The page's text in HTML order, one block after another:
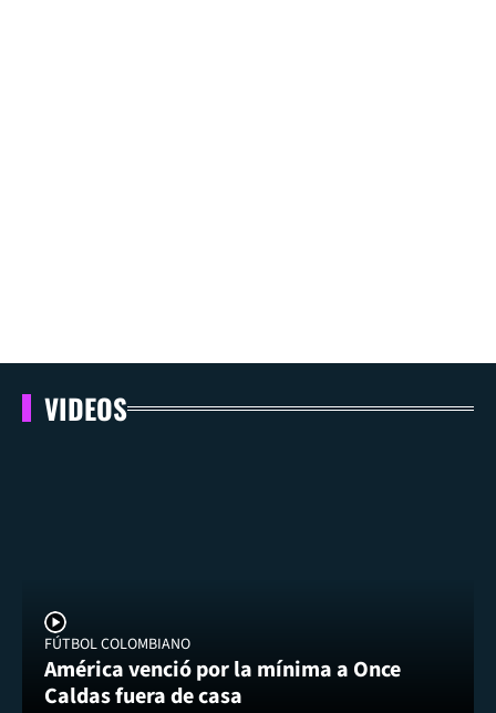
VIDEOS
FÚTBOL COLOMBIANO
América venció por la mínima a Once
Caldas fuera de casa